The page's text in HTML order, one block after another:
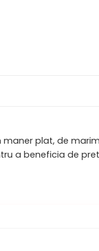
plat, de
a beneficia de